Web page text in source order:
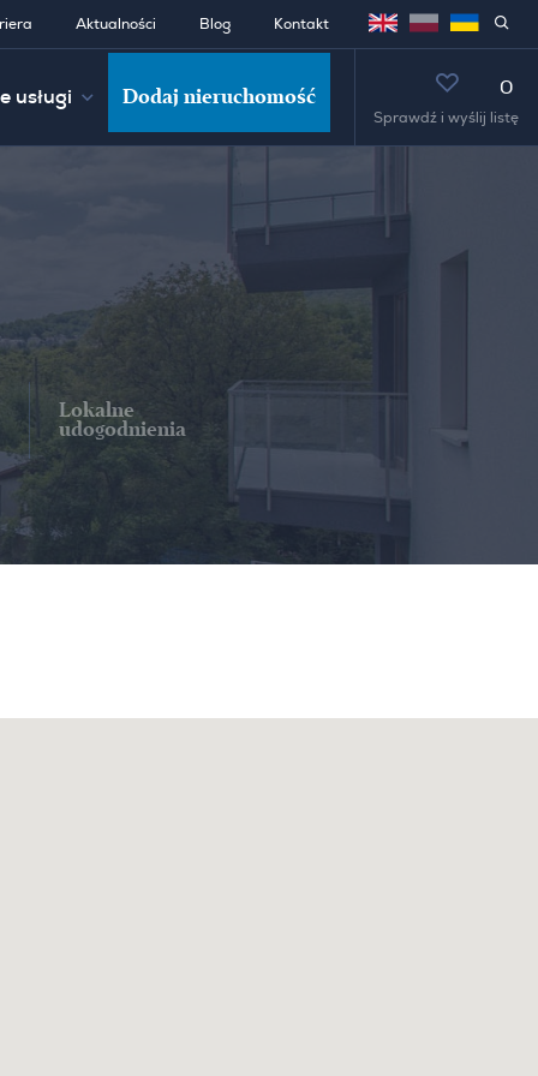
Aktualności Blog Kontakt
usługi Dodaj nieruchomość 0
Sprawdź i wyślij listę
Lokalne
udogodnienia